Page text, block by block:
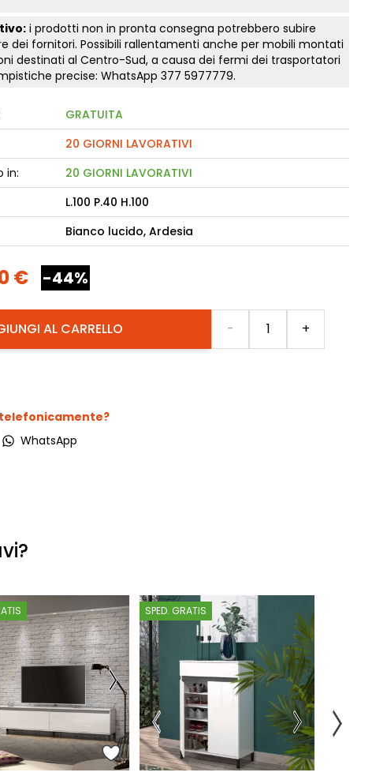
Top
e camere Like
contenitore Stella
comò, armadio Atlantic
moderne notte Miss
i prodotti non in pronta consegna potrebbero subire
dei fornitori. Possibili rallentamenti anche per mobili montati
destinati al Centro-Sud, a causa dei fermi dei trasportatori
precise: WhatsApp 377 5977779.
GRATUITA
20 GIORNI LAVORATIVI
in:
20 GIORNI LAVORATIVI
L.100 P.40 H.100
Bianco lucido, Ardesia
€ -44%
AL CARRELLO - +
WhatsApp
SPED. GRATIS